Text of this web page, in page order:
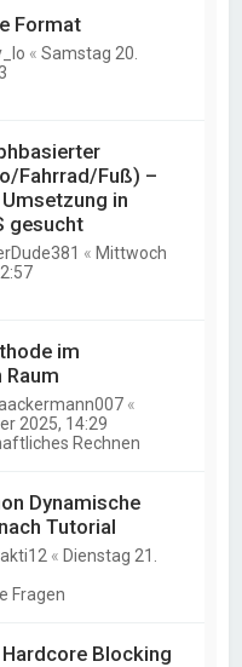
Format
«Samstag 20.
Fahrrad/Fuß) –
in
gesucht
« Mittwoch
im
«
2025, 14:29
Rechnen
Dynamische
Tutorial
« Dienstag 21.
Fragen
Blocking